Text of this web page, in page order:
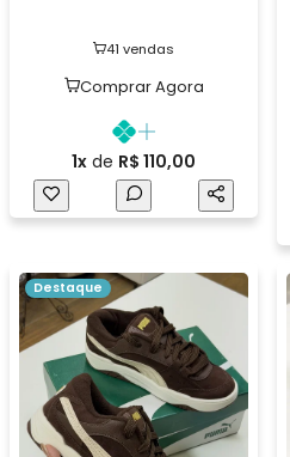
41 vendas
Comprar Agora
1x de R$ 110,00
Destaque